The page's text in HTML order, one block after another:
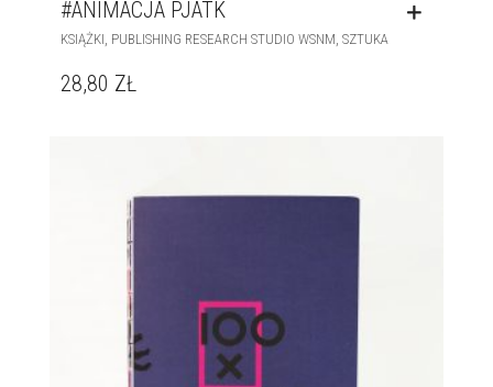
#ANIMACJA PJATK
KSIĄŻKI PUBLISHING RESEARCH STUDIO WSNM SZTUKA
28,80 ZŁ